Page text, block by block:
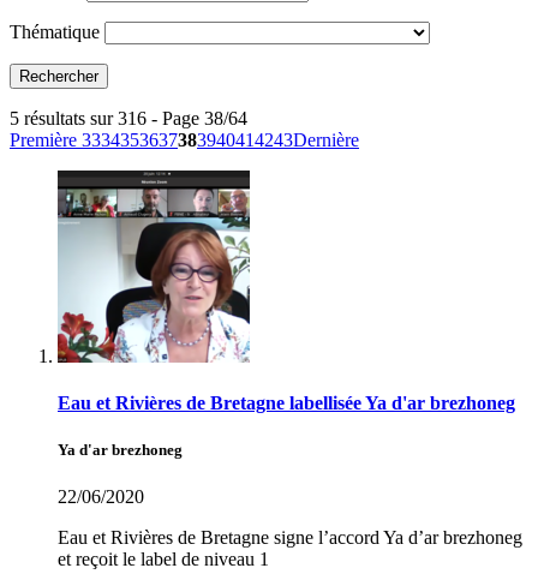
Thématique
5 résultats sur 316 - Page 38/64
Première 3334353637383940414243Dernière
Eau et Rivières de Bretagne labellisée Ya d'ar brezhoneg
Ya d'ar brezhoneg
22/06/2020
Eau et Rivières de Bretagne signe l’accord Ya d’ar brezhoneg
et reçoit le label de niveau 1